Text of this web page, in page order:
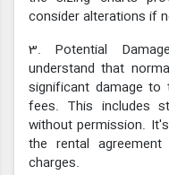
consider alterations if
3. Potential
understand that
significant damage to
fees. This includes
without permission.
the rental
charges.